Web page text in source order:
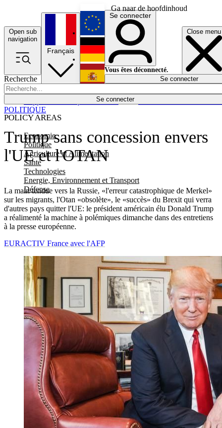
Ga naar de hoofdinhoud
Open sub
navigation
Close menu
Recherche
Se connecter
POLICY AREAS
Economie
Politique
Agriculture et Alimentation
Santé
Technologies
Energie, Environnement et Transport
Défense
Économie
Français
English
Deutsch
Español
Se connecter
Vous êtes déconnecté.
Se connecter
Trump sans concession envers
l'UE et l'OTAN
La main tendue vers la Russie, «l'erreur catastrophique de Merkel»
sur les migrants, l'Otan «obsolète», le «succès» du Brexit qui verra
d'autres pays quitter l'UE: le président américain élu Donald Trump
a réalimenté la machine à polémiques dimanche dans des entretiens
à la presse européenne.
POLITIQUE
EURACTIV France avec l'AFP